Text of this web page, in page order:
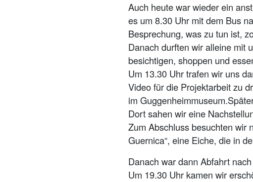
Auch heute war wieder ein
es um 8.30 Uhr mit dem Bus
Besprechung, was zu tun ist,
Danach durften wir alleine mit
besichtigen, shoppen und
Um 13.30 Uhr trafen wir uns
Video für die Projektarbeit zu
im
Dort sahen wir eine
Zum Abschluss besuchten wir
Guernica“, eine Eiche, die in
Danach war dann Abfahrt
Um 19.30 Uhr kamen wir